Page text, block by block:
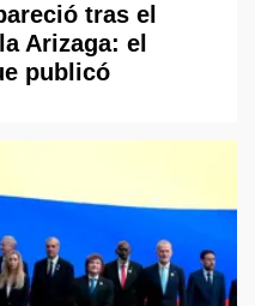
tras el
Arizaga: el
publicó